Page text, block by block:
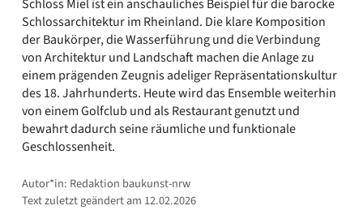
Schloss Miel ist ein anschauliches Beispiel für die barocke
Schlossarchitektur im Rheinland. Die klare Komposition
der Baukörper, die Wasserführung und die Verbindung
von Architektur und Landschaft machen die Anlage zu
einem prägenden Zeugnis adeliger Repräsentationskultur
des 18. Jahrhunderts. Heute wird das Ensemble weiterhin
von einem Golfclub und als Restaurant genutzt und
bewahrt dadurch seine räumliche und funktionale
Geschlossenheit.
Autor*in: Redaktion baukunst-nrw
Text zuletzt geändert am 12.02.2026